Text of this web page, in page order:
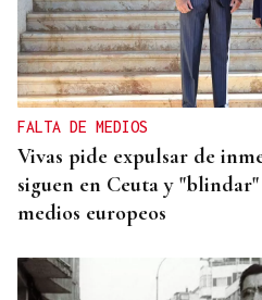
FALTA DE MEDIOS
Vivas pide expulsar de
siguen en Ceuta y
medios europeos